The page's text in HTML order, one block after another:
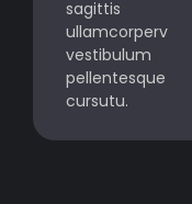
sagittis
ullamcorperv
vestibulum
pellentesque
cursutu.